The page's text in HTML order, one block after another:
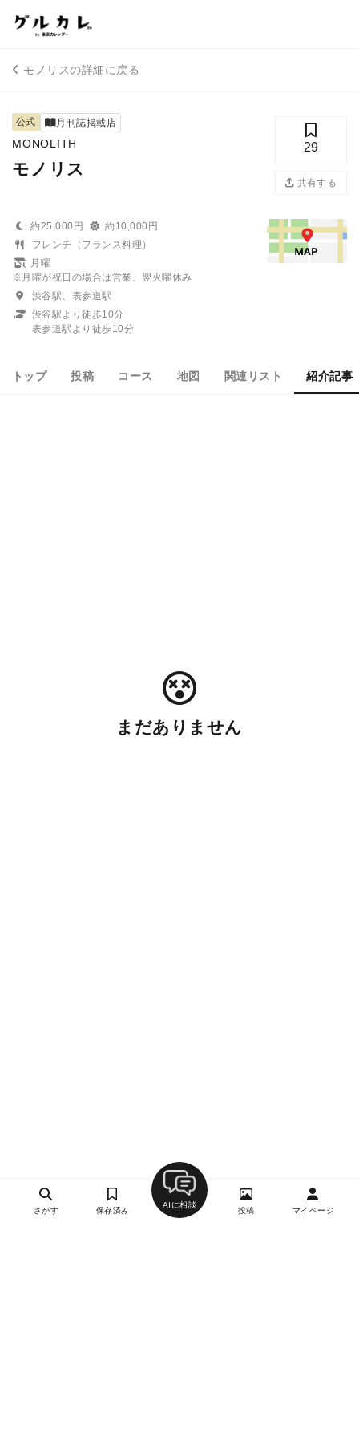
モノリスの詳細に戻る
公式 月刊誌掲載店
MONOLITH
モノリス
29
共有する
約25,000円
約10,000円
フレンチ（フランス料理）
月曜
※月曜が祝日の場合は営業、翌火曜休み
渋谷駅、表参道駅
渋谷駅より徒歩10分
表参道駅より徒歩10分
トップ 投稿 コース 地図 関連リスト 紹介記事
まだありません
さがす 保存済み
AIに相談
投稿 マイページ